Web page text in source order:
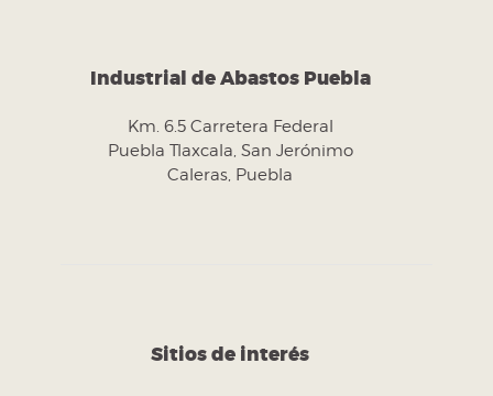
Industrial de Abastos Puebla
Km. 6.5 Carretera Federal
Puebla Tlaxcala, San Jerónimo
Caleras, Puebla
Sitios de interés